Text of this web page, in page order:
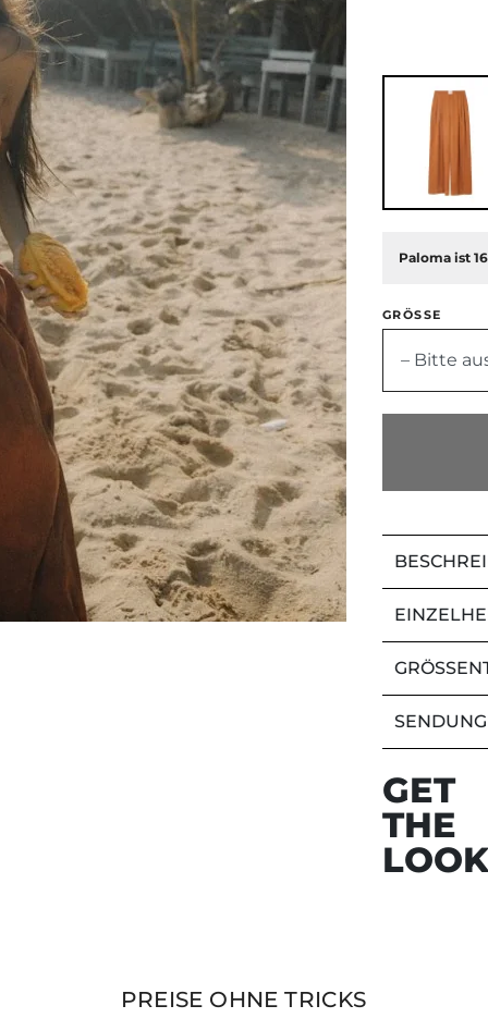
Paloma ist
GRÖSSE
– Bitte
GET
THE
LOOK
PREISE OHNE TRICKS